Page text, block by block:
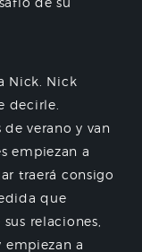
Nick. Nick
decirle.
verano y van
empiezan a
traerá consigo
que
relaciones,
empiezan a